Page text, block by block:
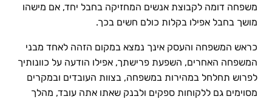
משפחה דומה לקבוצת אנשים המחזיקה בחבל יחד, אם מישהו
מושך בחבל אפילו בקלות כולם חשים בכך.
כראש המשפחה והעסק אינך נמצא במקום הזהה לאחד מבני
המשפחה האחרים, השפעת פרישתך, אפילו הודעה על כוונותיך
לפרוש תחלחל במהירות במשפחה, בצוות העובדים ובמקרים
מסוימים גם ללקוחות ספקים ולבנק שאתו אתה עובד, מהלך